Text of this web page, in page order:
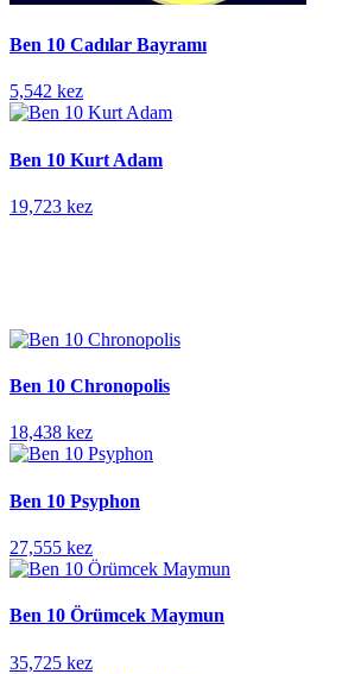
Ben 10 Cadılar Bayramı
5,542 kez
Ben 10 Kurt Adam
19,723 kez
Ben 10 Chronopolis
18,438 kez
Ben 10 Psyphon
27,555 kez
Ben 10 Örümcek Maymun
35,725 kez